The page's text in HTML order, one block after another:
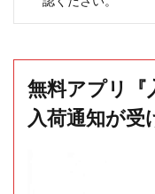
無料アプリ『
入荷通知が受